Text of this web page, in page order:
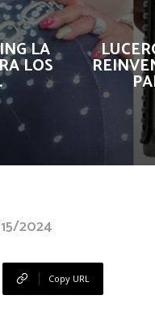
LA
LOS
2024
Copy URL